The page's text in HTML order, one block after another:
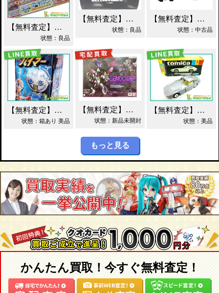
【無料査定】昭和レトロ玩具歓迎 ｜ カーロボット 4WD・レッカー車 ダイアクロン買取！
状態：良品
【無料査定】昭和レトロ玩具歓迎 ｜ EX合金 ゲッターロボ ゲッター1 買取！
状態：良品
【無料査定】昭和レトロ玩具歓迎 ｜ モデルワム マニ60 1/87 買取！
状態：中古品
【無料査定】昭和レトロ玩具歓迎 ｜ ガッチャマン パイマー DXジャンボマシンダー買取！
状態：箱あり 美品
【無料査定】昭和レトロ玩具歓迎 ｜ S.H.フィギュアーツ ジェノサイダー 買取！
状態：新品未開封
【無料査定】昭和レトロ玩具歓迎 ｜ 当時物 トミカ トヨタ 2000GT 黒箱 日本製 買取！
状態：美品
もっと見る
かんたん買取！今すぐ無料査定！